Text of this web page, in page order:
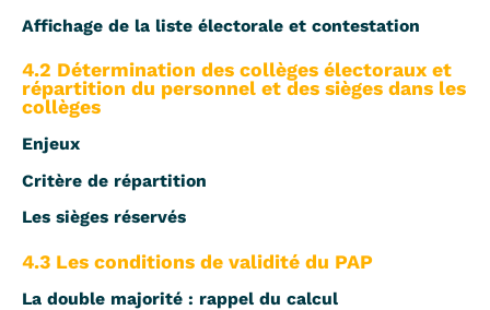
Affichage de la liste électorale et contestation
4.2 Détermination des collèges électoraux et
répartition du personnel et des sièges dans les
collèges
Enjeux
Critère de répartition
Les sièges réservés
4.3 Les conditions de validité du PAP
La double majorité : rappel du calcul